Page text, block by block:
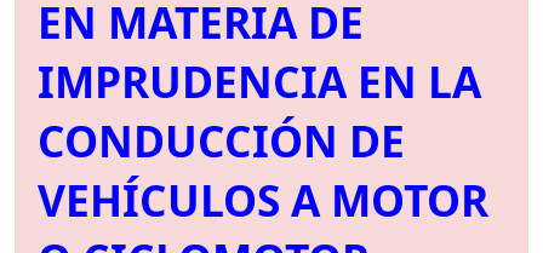
EN MATERIA DE
IMPRUDENCIA EN LA
CONDUCCIÓN DE
VEHÍCULOS A MOTOR